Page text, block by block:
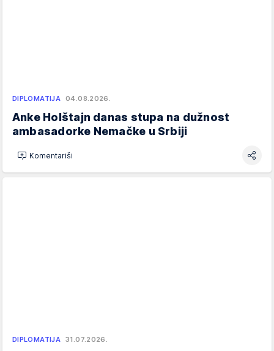
DIPLOMATIJA 04.08.2026.
Anke Holštajn danas stupa na dužnost
ambasadorke Nemačke u Srbiji
Komentariši
DIPLOMATIJA 31.07.2026.